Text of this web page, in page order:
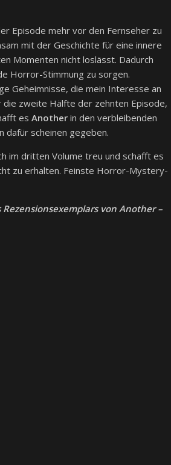
Episode mehr vor den Fernseher zu
mit der Geschichte für eine innere
Momenten nicht loslässt. Dadurch
Horror-Stimmung zu sorgen.
Geheimnisse, die mein Interesse an
zweite Hälfte der zehnten Episode,
es Another in den verbleibenden
dafür scheinen gegeben.
im dritten Volume treu und schafft es
zu erhalten. Feinste Horror-Mystery-
von Another –